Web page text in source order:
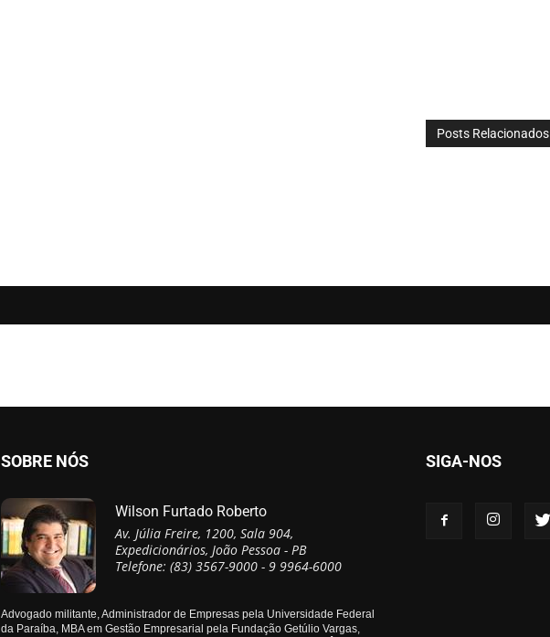
Posts Relacionados
SOBRE NÓS
Wilson Furtado Roberto
Av. Júlia Freire, 1200, Sala 904,
Expedicionários, João Pessoa - PB
Telefone: (83) 3567-9000 - 9 9964-6000
Advogado militante, Administrador de Empresas pela Universidade Federal
da Paraíba, MBA em Gestão Empresarial pela Fundação Getúlio Vargas,
SIGA-NOS